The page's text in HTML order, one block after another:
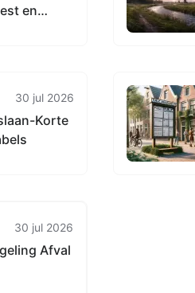
en
30 jul 2026
Korte
30 jul 2026
Afval